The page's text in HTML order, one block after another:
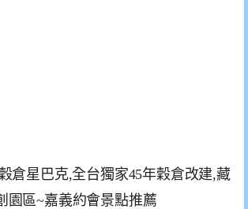
倉星巴克,全台獨家45年穀倉改建,藏
園區~嘉義約會景點推薦